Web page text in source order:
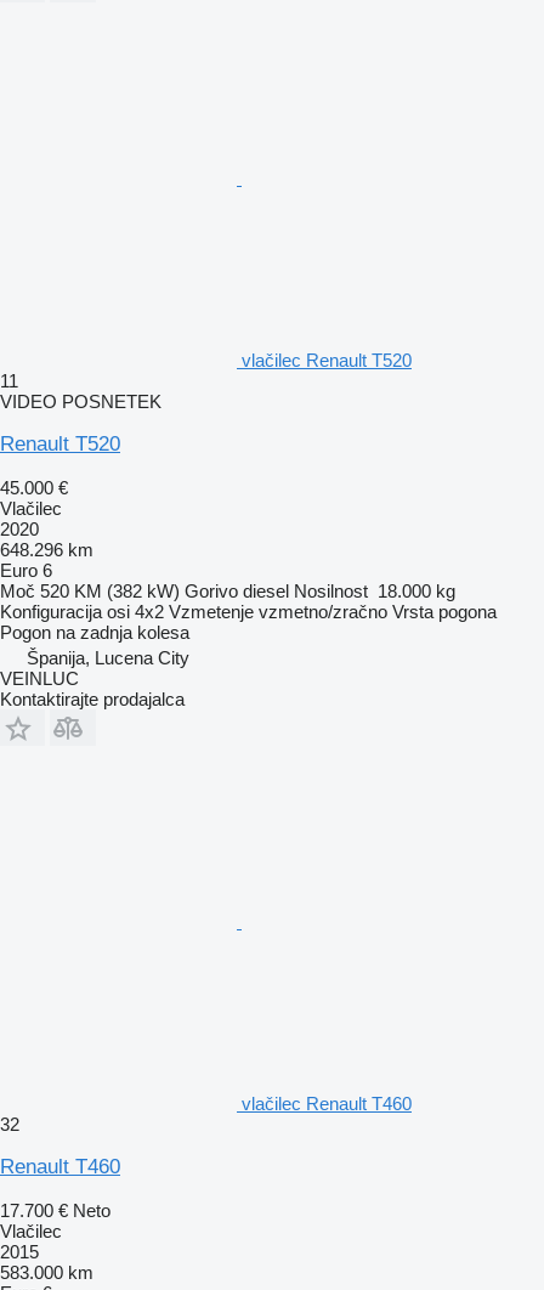
vlačilec Renault T520
11
VIDEO POSNETEK
Renault T520
45.000 €
Vlačilec
2020
648.296 km
Euro 6
Moč 520 KM (382 kW) Gorivo diesel Nosilnost 18.000 kg
Konfiguracija osi 4x2 Vzmetenje vzmetno/zračno Vrsta pogona
Pogon na zadnja kolesa
Španija, Lucena City
VEINLUC
Kontaktirajte prodajalca
vlačilec Renault T460
32
Renault T460
17.700 € Neto
Vlačilec
2015
583.000 km